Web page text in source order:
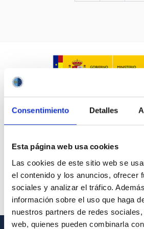
Consentimiento Detalles
Esta página web usa cookies
Las cookies de este sitio web se
el contenido y los anuncios, ofrecer
sociales y analizar el tráfico.
información sobre el uso que haga
nuestros partners de redes
web, quienes pueden combinarla
ASTROFÍSICAS